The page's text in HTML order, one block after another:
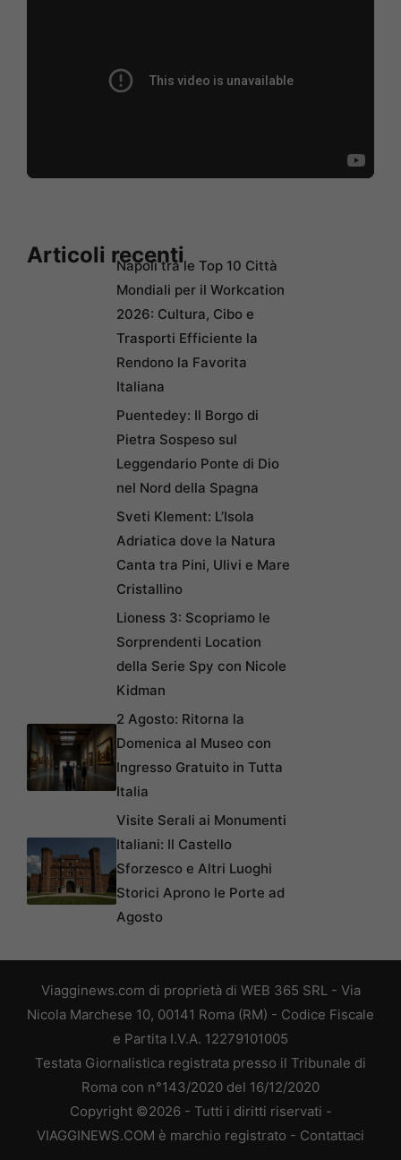
Articoli recentiNapoli tra le Top 10 Città
Mondiali per il Workcation
2026: Cultura, Cibo e
Trasporti Efficiente la
Rendono la Favorita
Italiana
Puentedey: Il Borgo di
Pietra Sospeso sul
Leggendario Ponte di Dio
nel Nord della Spagna
Sveti Klement: L’Isola
Adriatica dove la Natura
Canta tra Pini, Ulivi e Mare
Cristallino
Lioness 3: Scopriamo le
Sorprendenti Location
della Serie Spy con Nicole
Kidman
2 Agosto: Ritorna la
Domenica al Museo con
Ingresso Gratuito in Tutta
Italia
Visite Serali ai Monumenti
Italiani: Il Castello
Sforzesco e Altri Luoghi
Storici Aprono le Porte ad
Agosto
Viagginews.com di proprietà di WEB 365 SRL - Via
Nicola Marchese 10, 00141 Roma (RM) - Codice Fiscale
e Partita I.V.A. 12279101005
Testata Giornalistica registrata presso il Tribunale di
Roma con n°143/2020 del 16/12/2020
Copyright ©2026 - Tutti i diritti riservati -
VIAGGINEWS.COM è marchio registrato - Contattaci